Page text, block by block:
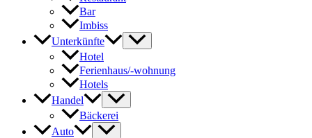
Bar
Imbiss
Unterkünfte
Hotel
Ferienhaus/-wohnung
Hotels
Handel
Bäckerei
Auto